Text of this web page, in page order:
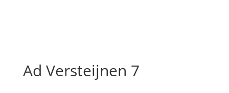
Ad Versteijnen 7